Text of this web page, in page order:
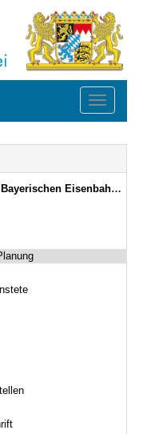
Toggle
Vom 15. Juni 2011 (GVBl. S. 271) BayRS 932-1-3-B (§§ 1–14)